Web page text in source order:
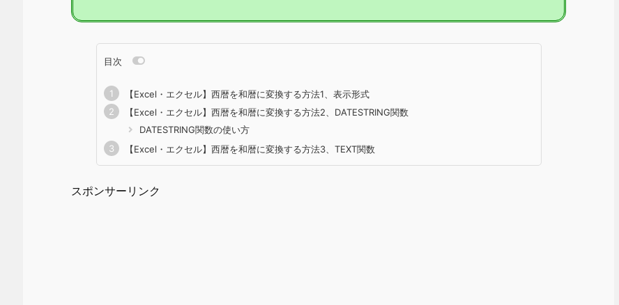
目次
【Excel・エクセル】西暦を和暦に変換する方法1、表示形式
【Excel・エクセル】西暦を和暦に変換する方法2、DATESTRING関数
DATESTRING関数の使い方
【Excel・エクセル】西暦を和暦に変換する方法3、TEXT関数
スポンサーリンク